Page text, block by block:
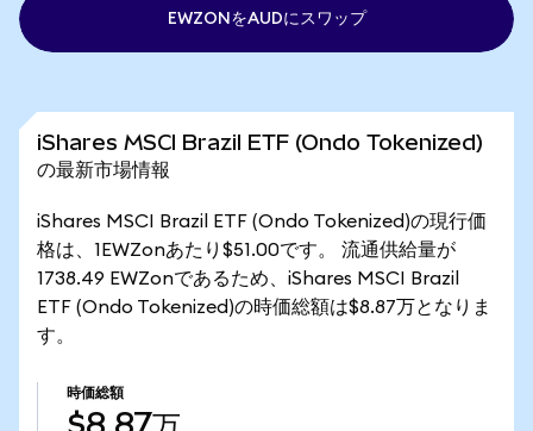
EWZONをAUDにスワップ
iShares MSCI Brazil ETF (Ondo Tokenized)
の最新市場情報
iShares MSCI Brazil ETF (Ondo Tokenized)の現行価
格は、1EWZonあたり$51.00です。 流通供給量が
1738.49 EWZonであるため、iShares MSCI Brazil
ETF (Ondo Tokenized)の時価総額は$8.87万となりま
す。
時価総額